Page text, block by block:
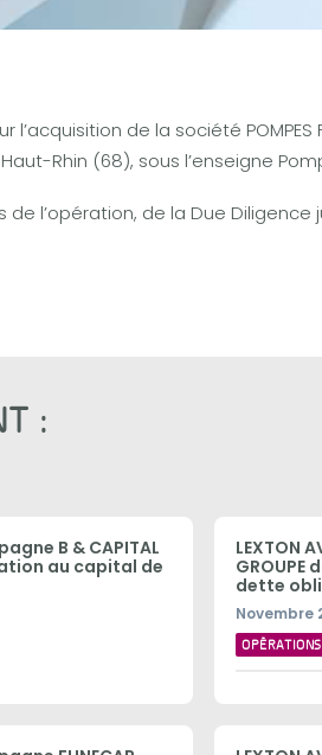
l’acquisition de la société
Rhin (68), sous l’enseigne
l’opération, de la Due Diligence
:
B & CAPITAL
au capital de
LEXTON
GROUPE
dette
Novembre
OPÉRATIONS